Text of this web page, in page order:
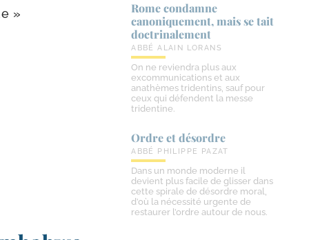
»
Rome condamne
canoniquement, mais se tait
doctrinalement
ABBÉ ALAIN LORANS
On ne reviendra plus aux
excommunications et aux
anathèmes tridentins, sauf pour
ceux qui défendent la messe
tridentine.
Ordre et désordre
ABBÉ PHILIPPE PAZAT
Dans un monde moderne il
devient plus facile de glisser dans
cette spirale de désordre moral,
d’où la nécessité urgente de
restaurer l’ordre autour de nous.